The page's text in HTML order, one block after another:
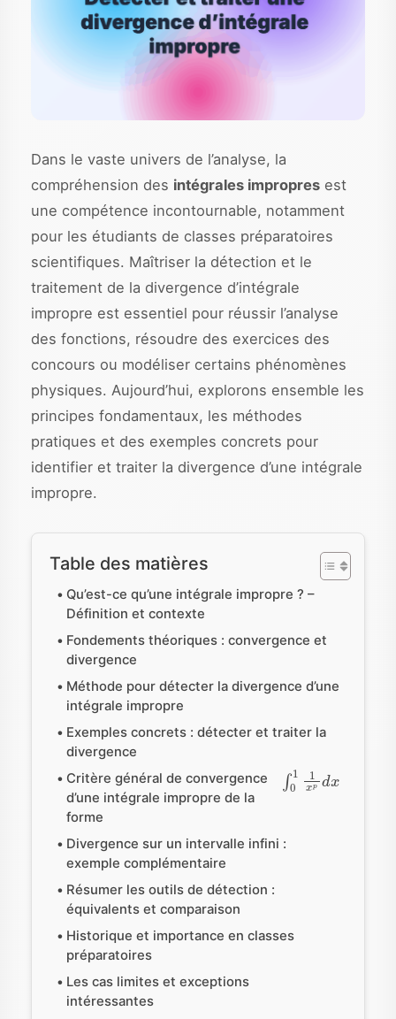
Dans le vaste univers de l’analyse, la
compréhension des intégrales impropres est
une compétence incontournable, notamment
pour les étudiants de classes préparatoires
scientifiques. Maîtriser la détection et le
traitement de la divergence d’intégrale
impropre est essentiel pour réussir l’analyse
des fonctions, résoudre des exercices des
concours ou modéliser certains phénomènes
physiques. Aujourd’hui, explorons ensemble les
principes fondamentaux, les méthodes
pratiques et des exemples concrets pour
identifier et traiter la divergence d’une intégrale
impropre.
Table des matières
Qu’est-ce qu’une intégrale impropre ? –
Définition et contexte
Fondements théoriques : convergence et
divergence
Méthode pour détecter la divergence d’une
intégrale impropre
Exemples concrets : détecter et traiter la
divergence
Critère général de convergence
d’une intégrale impropre de la
forme
0 1
Divergence sur un intervalle infini :
exemple complémentaire
Résumer les outils de détection :
équivalents et comparaison
Historique et importance en classes
préparatoires
Les cas limites et exceptions
intéressantes